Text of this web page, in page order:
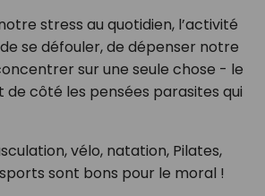
stress au quotidien, l’activité
se défouler, de dépenser notre
sur une seule chose - le
côté les pensées parasites qui
vélo, natation, Pilates,
sont bons pour le moral !